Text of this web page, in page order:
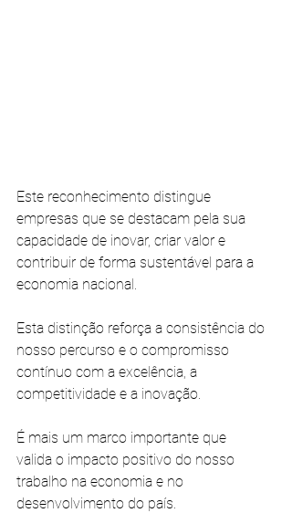
Este reconhecimento distingue
empresas que se destacam pela sua
capacidade de inovar, criar valor e
contribuir de forma sustentável para a
economia nacional.
Esta distinção reforça a consistência do
nosso percurso e o compromisso
contínuo com a excelência, a
competitividade e a inovação.
É mais um marco importante que
valida o impacto positivo do nosso
trabalho na economia e no
desenvolvimento do país.